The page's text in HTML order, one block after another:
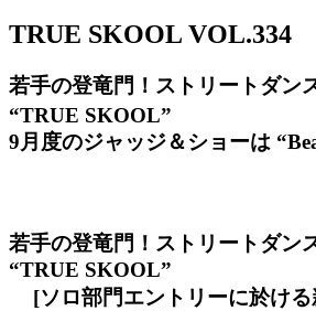
TRUE SKOOL VOL.334
若手の登竜門！ストリートダン
“TRUE SKOOL”
9月度のジャッジ＆ショーは
若手の登竜門！ストリートダン
“TRUE SKOOL”
[ソロ部門エントリーに於ける